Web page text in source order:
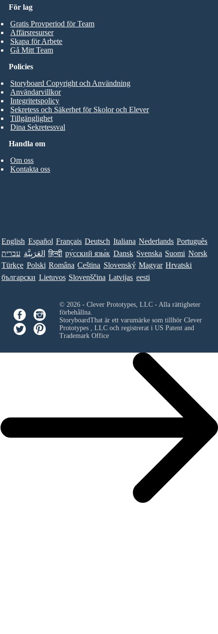
För lag
Gratis Provperiod för Team
Affärsresurser
Skapa för Arbete
Gå Mitt Team
Handla om
Om oss
Kontakta oss
Policies
Storyboard Copyright och Användning
Användarvillkor
Integritetspolicy
Sekretess och Säkerhet för Skolor och Elever
Tillgänglighet
Dina Sekretessval
English Español Français Deutsch Italiana Nederlands Português
עברית العَرَبِيَّة हिन्दी ру́сский язы́к Dansk Svenska Suomi Norsk
Türkçe Polski Româna Ceština Slovenský Magyar Hrvatski
български Lietuvos Slovenščina Latvijas eesti
© 2026 - Clever Prototypes, LLC - Alla rättigheter
förbehållna.
StoryboardThat är ett varumärke som tillhör Clever
Prototypes , LLCoch registrerat i US Patent and
Trademark Office